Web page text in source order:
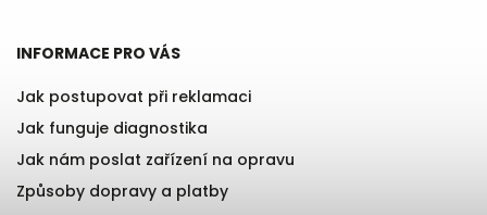
INFORMACE PRO VÁS
Jak postupovat při reklamaci
Jak funguje diagnostika
Jak nám poslat zařízení na opravu
Způsoby dopravy a platby